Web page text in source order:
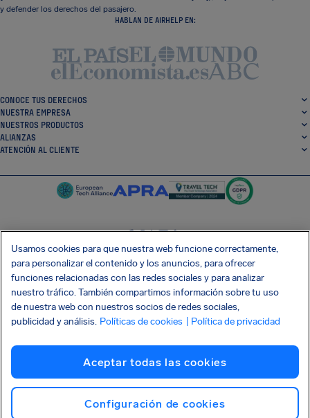
y defender los derechos del pasajero.
HABLAN DE AIRHELP EN:
CONOCE TUS DERECHOS
NUESTRA EMPRESA
NUESTROS PRODUCTOS
ALIANZAS
ATENCIÓN AL CLIENTE
SocialFacebook
SocialTwitter
SocialInstagram
SocialLinkedin
CONSIGUE NUESTRA APLICACIÓN GRATIS
Términos y condicionesPolítica de privacidadCookies
Imprint
Ataque a la cadena de suministro Shai-Hulud
Copyright © 2026 AirHelp
Usamos cookies para que nuestra web funcione correctamente,
para personalizar el contenido y los anuncios, para ofrecer
funciones relacionadas con las redes sociales y para analizar
nuestro tráfico. También compartimos información sobre tu uso
de nuestra web con nuestros socios de redes sociales,
publicidad y análisis. Políticas de cookies | Política de privacidad
Aceptar todas las cookies
Configuración de cookies